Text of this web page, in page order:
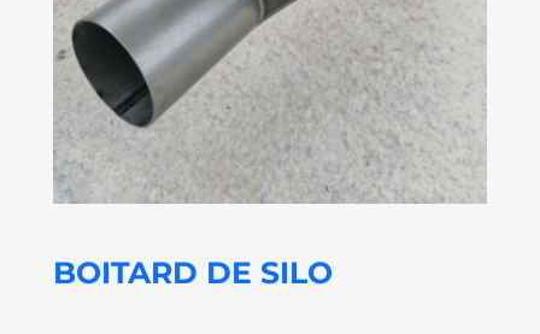
BOITARD DE SILO